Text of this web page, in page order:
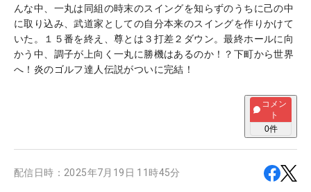
んな中、一丸は同組の時末のスイングを知らずのうちに己の中
に取り込み、武道家としての自分本来のスイングを作りかけて
いた。１５番を終え、尊とは３打差２ダウン。最終ホールに向
かう中、調子が上向く一丸に勝機はあるのか！？下町から世界
へ！炎のゴルフ達人伝説がついに完結！
コメン
ト
0件
配信日時： 2025年7月19日 11時45分